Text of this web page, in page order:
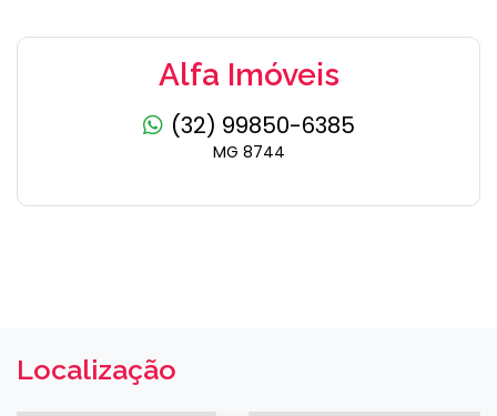
Alfa Imóveis
(32) 99850-6385
MG 8744
Localização